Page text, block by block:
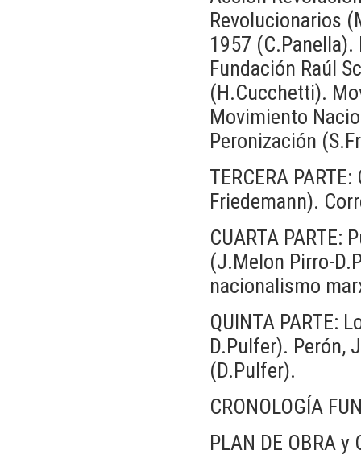
Revolucionarios
1957 (C.Panella).
Fundación Raúl
(H.Cucchetti).
Movimiento
Peronización
TERCERA
Friedemann).
CUARTA
(J.Melon Pirro-
nacionalismo
QUINTA PARTE:
D.Pulfer). Perón,
(D.Pulfer).
CRONOLOGÍA
PLAN DE OBRA y